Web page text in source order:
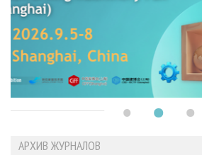
АРХИВ ЖУРНАЛОВ